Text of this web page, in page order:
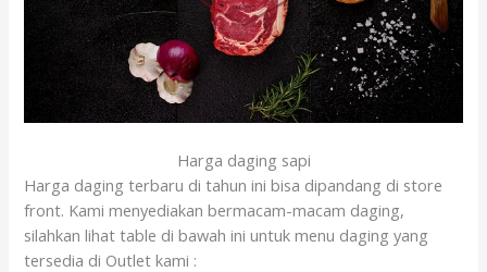
Harga daging sapi
Harga daging terbaru di tahun ini bisa dipandang di store
front. Kami menyediakan bermacam-macam daging,
silahkan lihat table di bawah ini untuk menu daging yang
tersedia di Outlet kami :